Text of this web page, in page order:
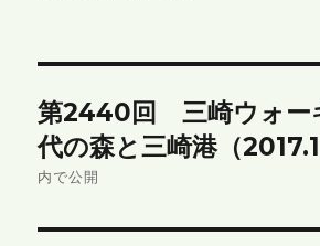
稿
ナ
ビ
第2440回 三崎ウォー
代の森と三崎港（
内で公開